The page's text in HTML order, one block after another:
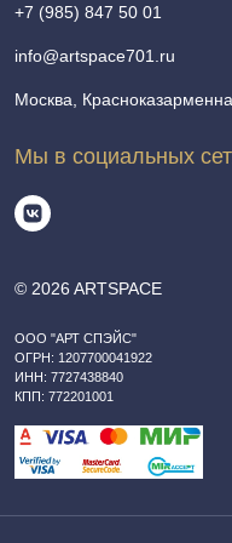
© 2026 ARTSPACE
ООО "АРТ СПЭЙС"
ОГРН: 1207700041922
ИНН: 7727438840
КПП: 772201001
+7 (985) 847 50 01
info@artspace701.ru
Москва,
Мы в социальных